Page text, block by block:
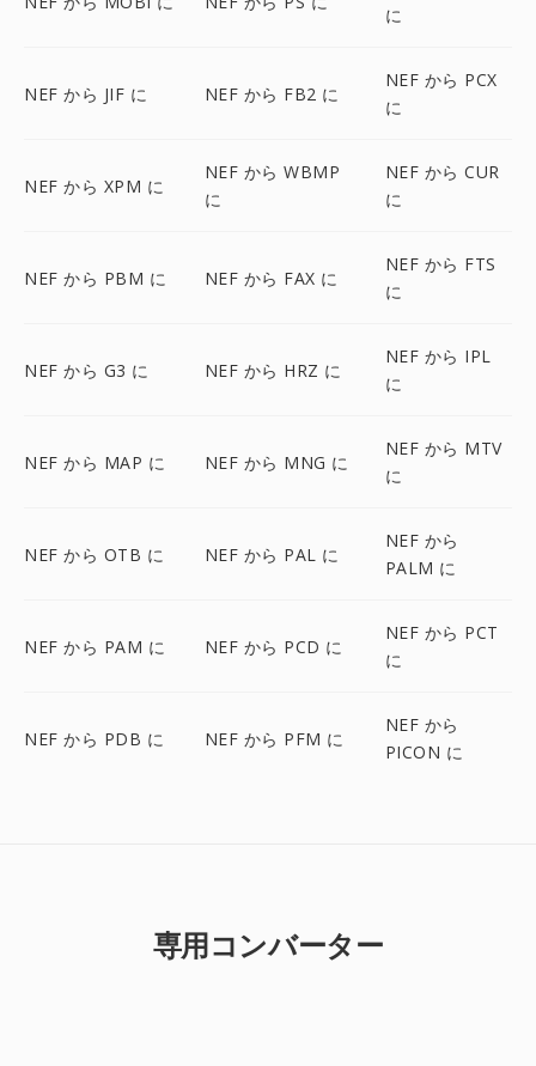
に
NEF から JIF に NEF から FB2 に
NEF から PCX
に
NEF から XPM に
NEF から WBMP
に
NEF から CUR
に
NEF から PBM に NEF から FAX に
NEF から FTS
に
NEF から G3 に NEF から HRZ に
NEF から IPL
に
NEF から MAP に NEF から MNG に
NEF から MTV
に
NEF から OTB に NEF から PAL に
NEF から
PALM に
NEF から PAM に NEF から PCD に
NEF から PCT
に
NEF から PDB に NEF から PFM に
NEF から
PICON に
専用コンバーター